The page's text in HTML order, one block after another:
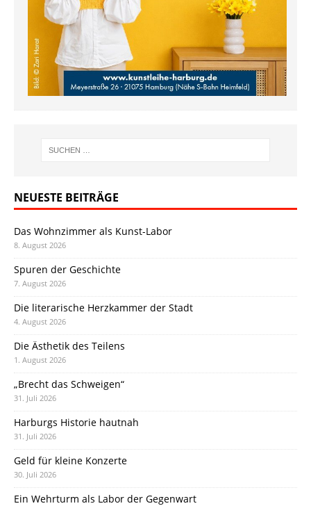
NEUESTE BEITRÄGE
Das Wohnzimmer als Kunst-Labor
8. August 2026
Spuren der Geschichte
7. August 2026
Die literarische Herzkammer der Stadt
4. August 2026
Die Ästhetik des Teilens
1. August 2026
„Brecht das Schweigen“
31. Juli 2026
Harburgs Historie hautnah
31. Juli 2026
Geld für kleine Konzerte
30. Juli 2026
Ein Wehrturm als Labor der Gegenwart